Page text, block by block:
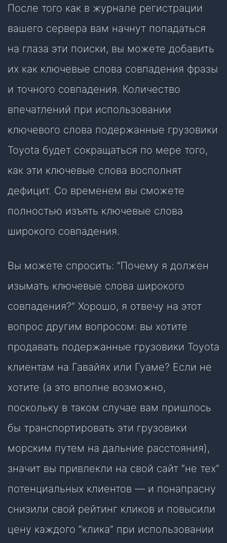
После того как в журнале регистрации
вашего сервера вам начнут попадаться
на глаза эти поиски, вы можете добавить
их как ключевые слова совпадения фразы
и точного совпадения. Количество
впечатлений при использовании
ключевого слова подержанные грузовики
Toyota будет сокращаться по мере того,
как эти ключевые слова восполнят
дефицит. Со временем вы сможете
полностью изъять ключевые слова
широкого совпадения.
Вы можете спросить: “Почему я должен
изымать ключевые слова широкого
совпадения?” Хорошо, я отвечу на этот
вопрос другим вопросом: вы хотите
продавать подержанные грузовики Toyota
клиентам на Гавайях или Гуаме? Если не
хотите (а это вполне возможно,
поскольку в таком случае вам пришлось
бы транспортировать эти грузовики
морским путем на дальние расстояния),
значит вы привлекли на свой сайт “не тех”
потенциальных клиентов — и понапрасну
снизили свой рейтинг кликов и повысили
цену каждого “клика” при использовании